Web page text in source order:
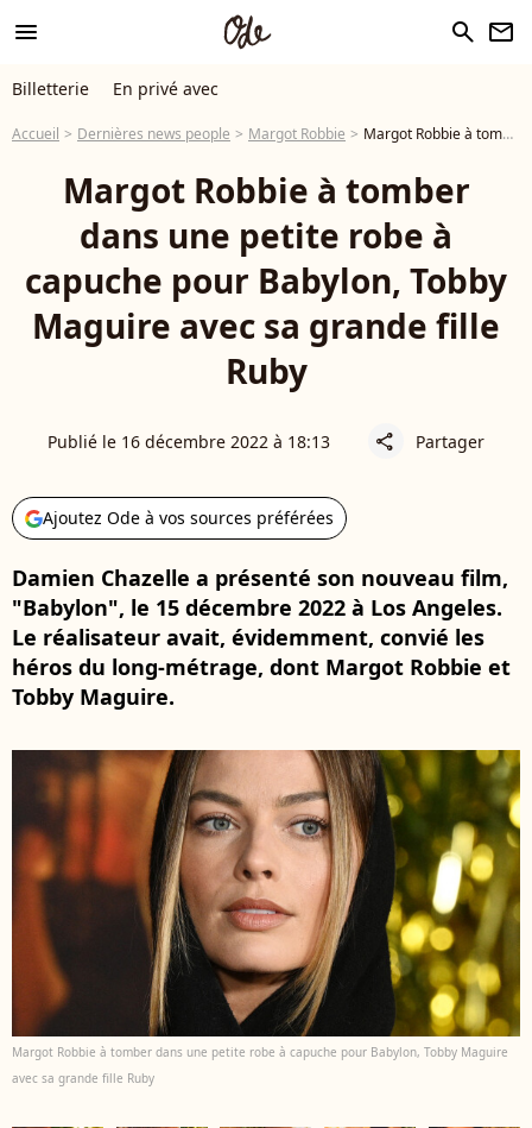
menu search newsletter
Billetterie En privé avec
Accueil Dernières news people Margot Robbie Margot Robbie à tomber dans une petite robe à capuche pour Babylon, Tobby Maguire avec sa grande fille Ruby
Margot Robbie à tomber
dans une petite robe à
capuche pour Babylon, Tobby
Maguire avec sa grande fille
Ruby
Publié le 16 décembre 2022 à 18:13 share Partager
Ajoutez Ode à vos sources préférées
Damien Chazelle a présenté son nouveau film,
"Babylon", le 15 décembre 2022 à Los Angeles.
Le réalisateur avait, évidemment, convié les
héros du long-métrage, dont Margot Robbie et
Tobby Maguire.
Margot Robbie à tomber dans une petite robe à capuche pour Babylon, Tobby Maguire
avec sa grande fille Ruby